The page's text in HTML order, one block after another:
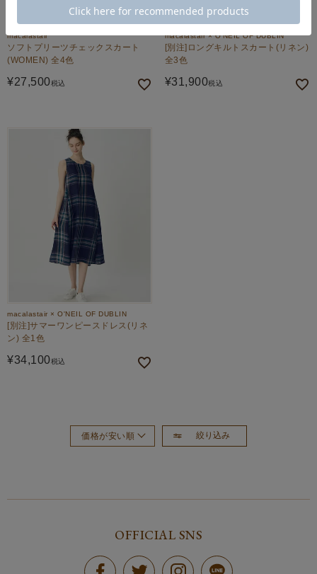
macalastair
ソフトプリーツチェックスカート
(WOMEN) 全4色
¥27,500税込
macalastair × O'NEIL OF DUBLIN
[別注]ロングキルトスカート(リネン)
全3色
¥31,900税込
macalastair × O'NEIL OF DUBLIN
[別注]サマーワンピースドレス(リネ
ン) 全1色
¥34,100税込
絞り込み
価格が安い順
OFFICIAL SNS